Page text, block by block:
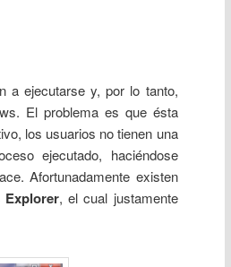
a ejecutarse y, por lo tanto,
El problema es que ésta
los usuarios no tienen una
ejecutado, haciéndose
Afortunadamente existen
Explorer, el cual justamente